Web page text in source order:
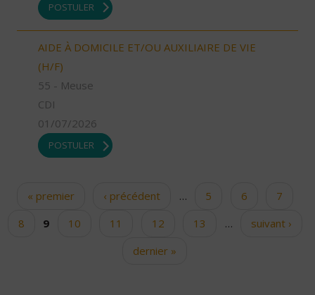
POSTULER
AIDE À DOMICILE ET/OU AUXILIAIRE DE VIE
(H/F)
55 - Meuse
CDI
01/07/2026
POSTULER
Pages« premier ‹ précédent … 5 6
7
8
9 10 11 12 13 …
suivant ›
dernier »